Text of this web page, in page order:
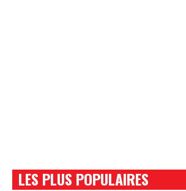
LES PLUS POPULAIRES